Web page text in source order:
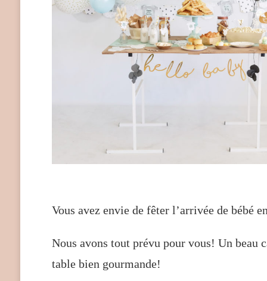
Vous avez envie de fêter l’arrivée de bébé
Nous avons tout prévu pour vous! Un beau
table bien gourmande!